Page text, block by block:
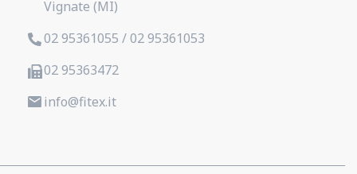
Vignate (MI)
02 95361055 / 02 95361053
02 95363472
info@fitex.it